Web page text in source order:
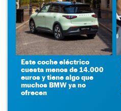
Este coche eléctrico
cuesta menos de 14.000
euros y tiene algo que
muchos BMW ya no
ofrecen